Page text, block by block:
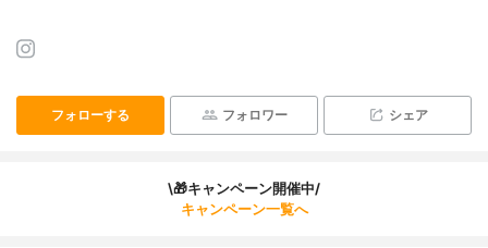
フォローする フォロワー シェア
\🎁キャンペーン開催中/
キャンペーン一覧へ